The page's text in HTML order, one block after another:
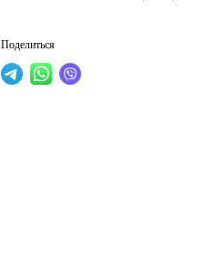
Поделиться